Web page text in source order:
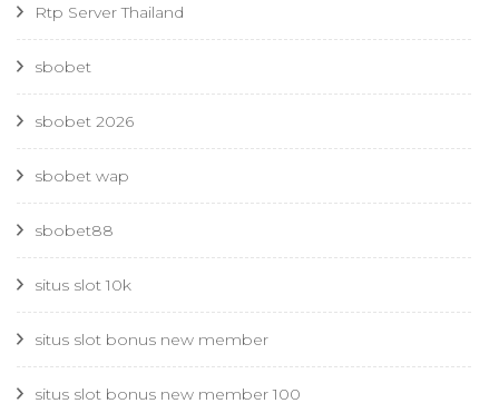
Rtp Server Thailand
sbobet
sbobet 2026
sbobet wap
sbobet88
situs slot 10k
situs slot bonus new member
situs slot bonus new member 100